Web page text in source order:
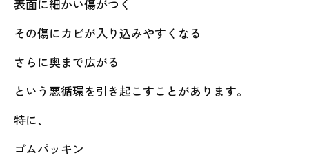
表面に細かい傷がつく
その傷にカビが入り込みやすくなる
さらに奥まで広がる
という悪循環を引き起こすことがあります。
特に、
ゴムパッキン